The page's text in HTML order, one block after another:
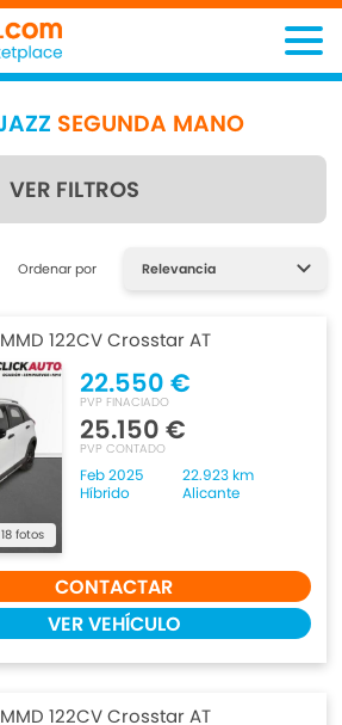
SEGUNDA MANO
VER FILTROS
lo que estás
Ordenar por
122CV Crosstar AT
18 fotos
22.550 €
PVP FINACIADO
25.150 €
PVP CONTADO
Feb 2025
22.923 km
Híbrido
Alicante
CONTACTAR
VER VEHÍCULO
122CV Crosstar AT